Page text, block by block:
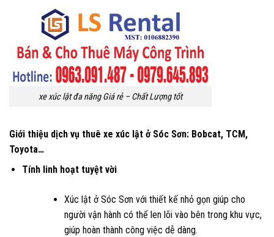
xe xúc lật đa năng Giá rẻ – Chất Lượng tốt
Giới thiệu dịch vụ thuê xe xúc lật ở Sóc Sơn: Bobcat, TCM,
Toyota…
Tính linh hoạt tuyệt vời
Xúc lật ở Sóc Sơn với thiết kế nhỏ gọn giúp cho
người vận hành có thể len lõi vào bên trong khu vực,
giúp hoàn thành công việc dễ dàng.